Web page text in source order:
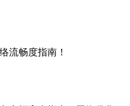
流畅度指南！